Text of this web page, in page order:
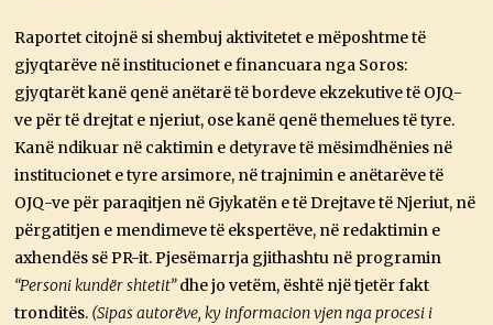
Raportet citojnë si shembuj aktivitetet e mëposhtme të
gjyqtarëve në institucionet e financuara nga Soros:
gjyqtarët kanë qenë anëtarë të bordeve ekzekutive të OJQ-
ve për të drejtat e njeriut, ose kanë qenë themelues të tyre.
Kanë ndikuar në caktimin e detyrave të mësimdhënies në
institucionet e tyre arsimore, në trajnimin e anëtarëve të
OJQ-ve për paraqitjen në Gjykatën e të Drejtave të Njeriut, në
përgatitjen e mendimeve të ekspertëve, në redaktimin e
axhendës së PR-it. Pjesëmarrja gjithashtu në programin
“Personi kundër shtetit”dhe jo vetëm, është një tjetër fakt
tronditës. (Sipas autorëve, ky informacion vjen nga procesi i